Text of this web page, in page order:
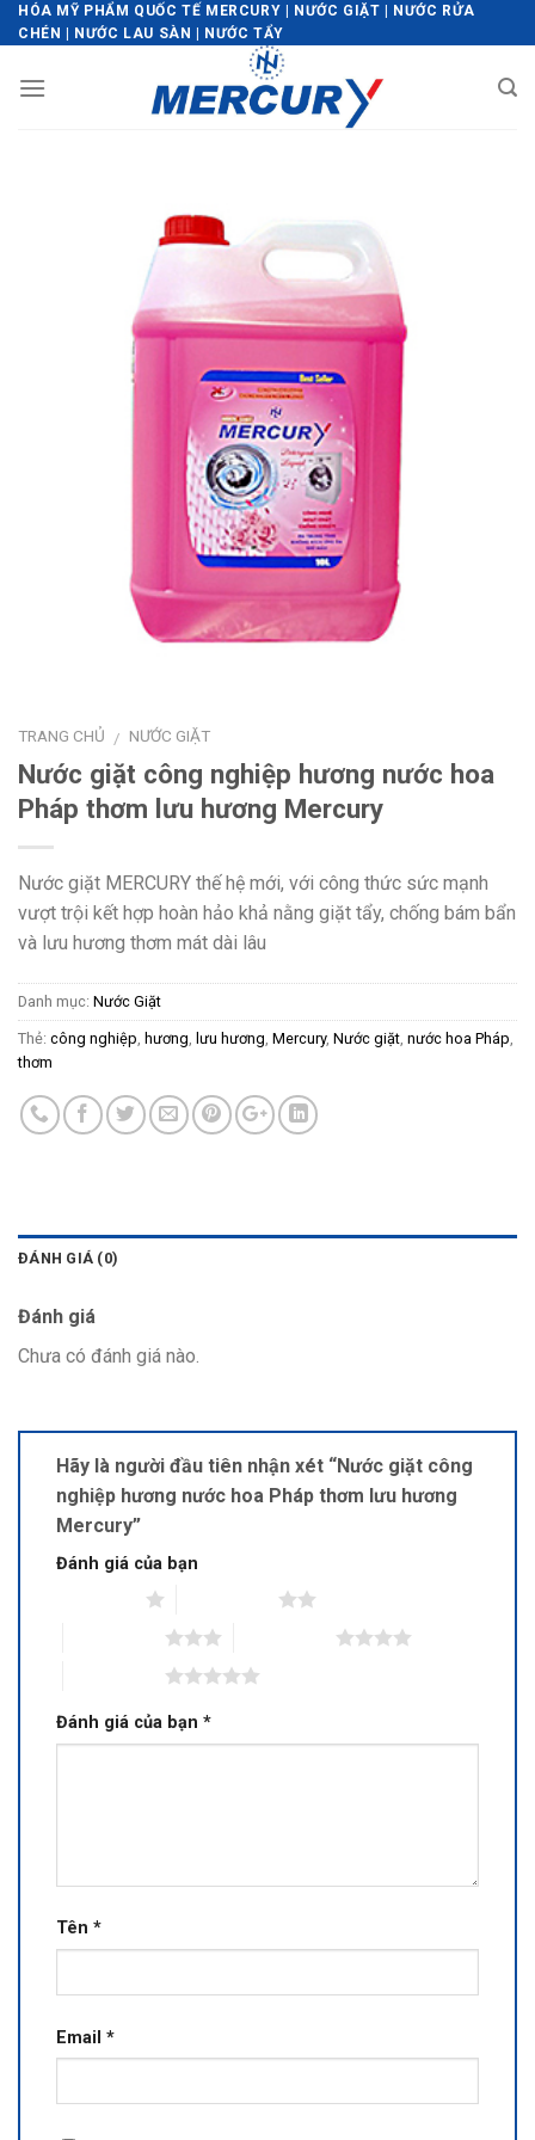
Skip
to
HÓA MỸ PHẨM QUỐC TẾ MERCURY | NƯỚC GIẶT | NƯỚC RỬA
CHÉN | NƯỚC LAU SÀN | NƯỚC TẨY
TRANG CHỦ / NƯỚC GIẶT
Nước giặt công nghiệp hương nước hoa
Pháp thơm lưu hương Mercury
Nước giặt MERCURY thế hệ mới, với công thức sức mạnh
vượt trội kết hợp hoàn hảo khả nằng giặt tẩy, chống bám bẩn
và lưu hương thơm mát dài lâu
Danh mục: Nước Giặt
Thẻ: công nghiệp hương lưu hương Mercury, Nước giặt nước hoa Pháp
thơm
ĐÁNH GIÁ (0)
Đánh giá
Chưa có đánh giá nào.
Hãy là người đầu tiên nhận xét “Nước giặt công
nghiệp hương nước hoa Pháp thơm lưu hương
Mercury”
Đánh giá của bạn
Đánh giá của bạn *
Tên *
Email *